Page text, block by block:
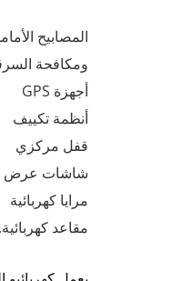
المصابيح
ومكافحة
أجهزة GPS
أنظمة تكييف
قفل مركزي
شاشات عرض
مرايا كهربائية
مقاعد كهربائية.